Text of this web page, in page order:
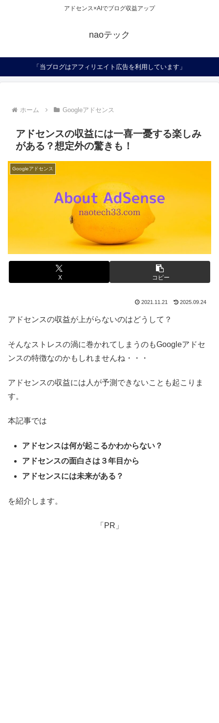
アドセンス×AIでブログ収益アップ
naoテック
「当ブログはアフィリエイト広告を利用しています」
ホーム Googleアドセンス
アドセンスの収益には一喜一憂する楽しみ
がある？想定外の驚きも！
Googleアドセンス
X コピー
2021.11.21 2025.09.24
アドセンスの収益が上がらないのはどうして？
そんなストレスの渦に巻かれてしまうのもGoogleアドセ
ンスの特徴なのかもしれませんね・・・
アドセンスの収益には人が予測できないことも起こりま
す。
本記事では
アドセンスは何が起こるかわからない？
アドセンスの面白さは３年目から
アドセンスには未来がある？
を紹介します。
「PR」